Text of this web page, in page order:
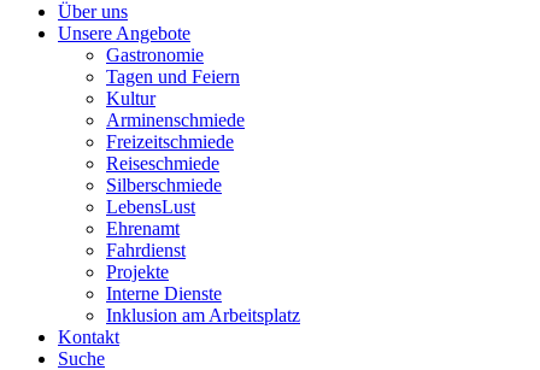
Über uns
Unsere Angebote
Gastronomie
Tagen und Feiern
Kultur
Arminenschmiede
Freizeitschmiede
Reiseschmiede
Silberschmiede
LebensLust
Ehrenamt
Fahrdienst
Projekte
Interne Dienste
Inklusion am Arbeitsplatz
Kontakt
Suche